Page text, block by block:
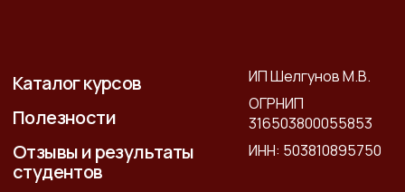
Каталог курсов
Полезности
Отзывы и результаты
студентов
ИП Шелгунов М.В.
ОГРНИП
316503800055853
ИНН: 503810895750